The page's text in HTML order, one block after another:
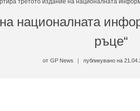
третото издание на националната
националната
ръце“
от GP News публикувано на